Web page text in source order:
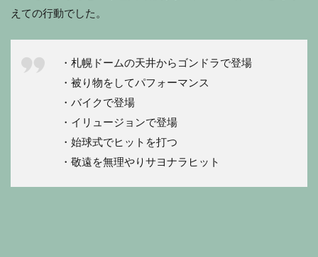
えての行動でした。
・札幌ドームの天井からゴンドラで登場
・被り物をしてパフォーマンス
・バイクで登場
・イリュージョンで登場
・始球式でヒットを打つ
・敬遠を無理やりサヨナラヒット